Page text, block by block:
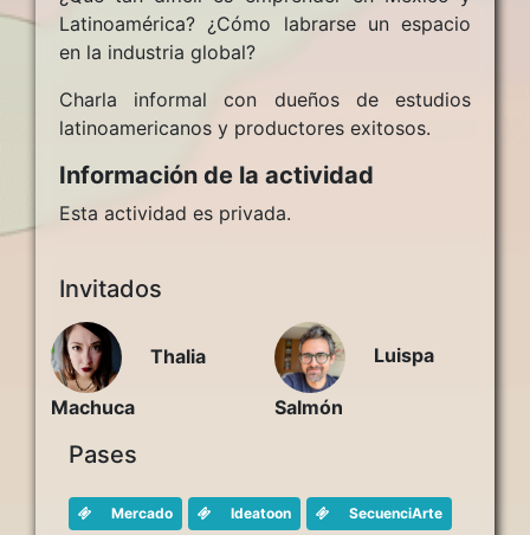
Latinoamérica? ¿Cómo labrarse un espacio
en la industria global?
Charla informal con dueños de estudios
latinoamericanos y productores exitosos.
Información de la actividad
Esta actividad es privada.
Invitados
Thalia
Machuca
Luispa
Salmón
Pases
Mercado Ideatoon SecuenciArte